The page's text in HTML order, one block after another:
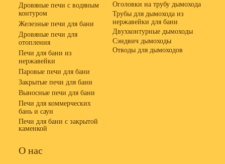
Дровяные печи с водяным
контуром
Железные печи для бани
Дровяные печи для
отопления
Печи для бани из
нержавейки
Паровые печи для бани
Закрытые печи для бани
Выносные печи для бани
Печи для коммерческих
бань и саун
Печи для бани с закрытой
каменкой
Оголовки на трубу дымохода
Трубы для дымохода из
нержавейки для бани
Двухконтурные дымоходы
Сэндвич дымоходы
Отводы для дымоходов
О нас